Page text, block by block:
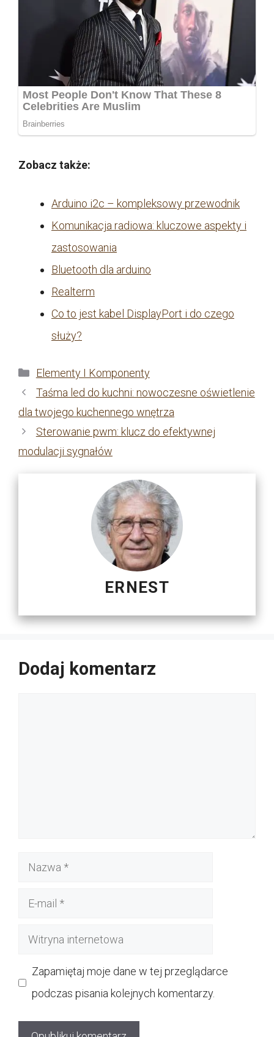
Zobacz także:
Arduino i2c – kompleksowy przewodnik
Komunikacja radiowa: kluczowe aspekty i
zastosowania
Bluetooth dla arduino
Realterm
Co to jest kabel DisplayPort i do czego
służy?
Kategorie
Elementy I Komponenty
Taśma led do kuchni: nowoczesne oświetlenie
dla twojego kuchennego wnętrza
Sterowanie pwm: klucz do efektywnej
modulacji sygnałów
ERNEST
Dodaj komentarz
Nazwa
Witryna
Zapamiętaj moje dane w tej przeglądarce
podczas pisania kolejnych komentarzy.